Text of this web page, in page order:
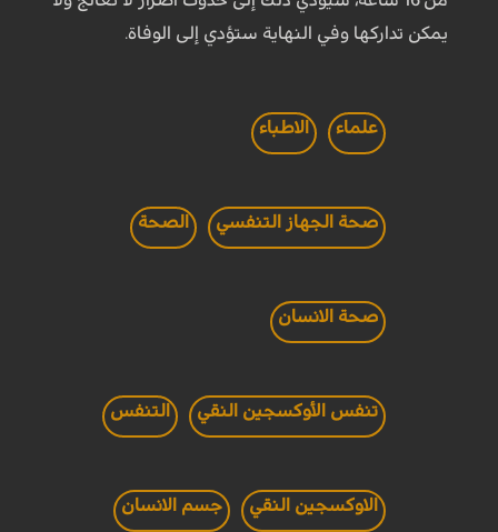
يمكن تداركها وفي النهاية ستؤدي إلى الوفاة.
علماء الاطباء
صحة الجهاز التنفسي الصحة
صحة الانسان
تنفس الأوكسجين النقي التنفس
الاوكسجين النقي جسم الانسان